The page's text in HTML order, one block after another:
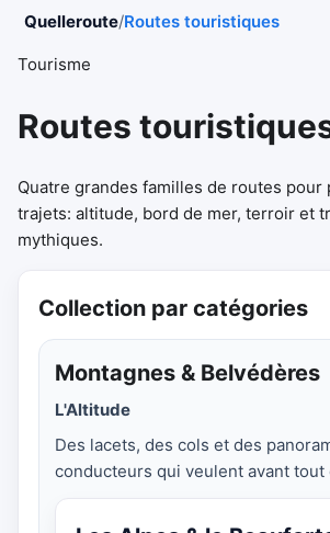
Quelleroute/Routes touristiques
Tourisme
Routes
Quatre grandes familles de routes pour
trajets: altitude, bord de mer, terroir et
mythiques.
Collection par catégories
Montagnes & Belvédères
L'Altitude
Des lacets, des cols et des
conducteurs qui veulent avant tout